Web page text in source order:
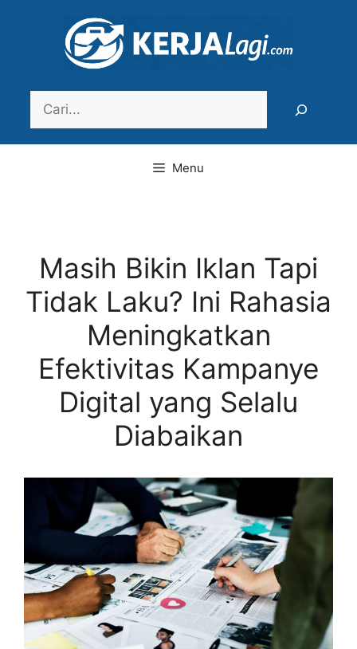
Menu
Masih Bikin Iklan Tapi
Tidak Laku? Ini Rahasia
Meningkatkan
Efektivitas Kampanye
Digital yang Selalu
Diabaikan